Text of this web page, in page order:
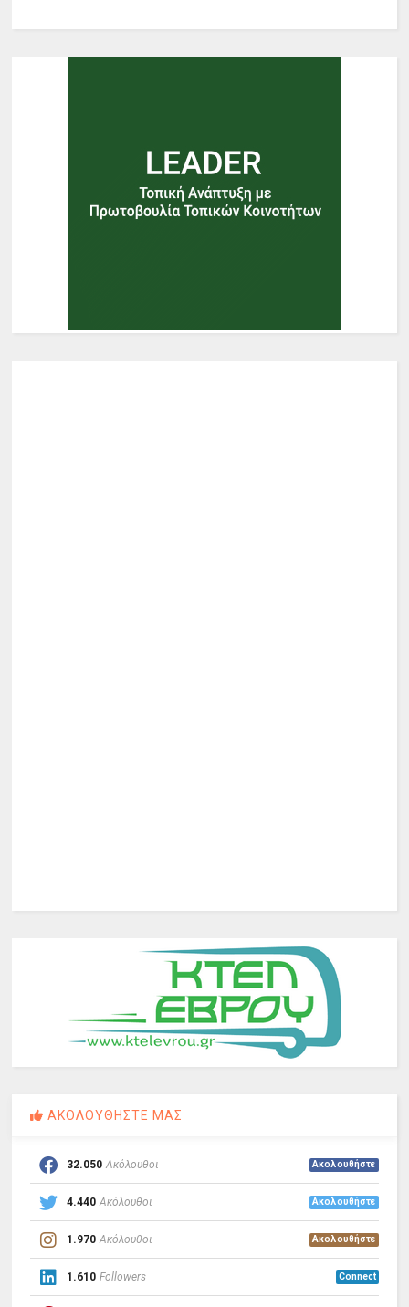
ΑΚΟΛΟΥΘΗΣΤΕ ΜΑΣ
32.050 Ακόλουθοι Ακολουθήστε
4.440 Ακόλουθοι Ακολουθήστε
1.970 Ακόλουθοι Ακολουθήστε
1.610 Followers Connect